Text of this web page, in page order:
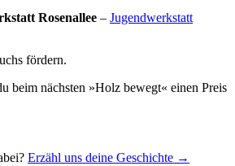
Rosenallee – Jugendwerkstatt
fördern.
beim nächsten »Holz bewegt« einen Preis
Erzähl uns deine Geschichte →